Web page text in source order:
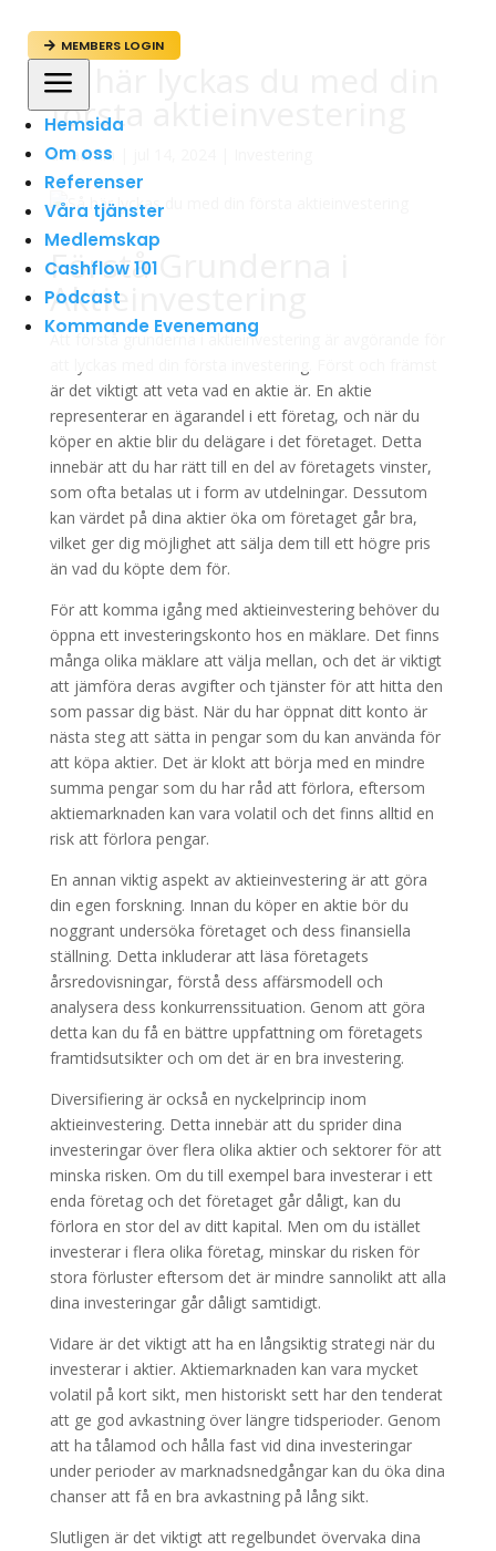
 MEMBERS LOGIN
a
Hemsida
Om oss
Referenser
Våra tjänster
Medlemskap
Cashflow 101
Podcast
Kommande Evenemang
Så här lyckas du med din
första aktieinvestering
avadmin
Förstå Grunderna i
Aktieinvestering
Att förstå grunderna i aktieinvestering är avgörande för
är det viktigt att veta vad en aktie är. En aktie
representerar en ägarandel i ett företag, och när du
köper en aktie blir du delägare i det företaget. Detta
innebär att du har rätt till en del av företagets vinster,
som ofta betalas ut i form av utdelningar. Dessutom
kan värdet på dina aktier öka om företaget går bra,
vilket ger dig möjlighet att sälja dem till ett högre pris
än vad du köpte dem för.
För att komma igång med aktieinvestering behöver du
öppna ett investeringskonto hos en mäklare. Det finns
många olika mäklare att välja mellan, och det är viktigt
att jämföra deras avgifter och tjänster för att hitta den
som passar dig bäst. När du har öppnat ditt konto är
nästa steg att sätta in pengar som du kan använda för
att köpa aktier. Det är klokt att börja med en mindre
summa pengar som du har råd att förlora, eftersom
aktiemarknaden kan vara volatil och det finns alltid en
risk att förlora pengar.
En annan viktig aspekt av aktieinvestering är att göra
din egen forskning. Innan du köper en aktie bör du
noggrant undersöka företaget och dess finansiella
ställning. Detta inkluderar att läsa företagets
årsredovisningar, förstå dess affärsmodell och
analysera dess konkurrenssituation. Genom att göra
detta kan du få en bättre uppfattning om företagets
framtidsutsikter och om det är en bra investering.
Diversifiering är också en nyckelprincip inom
aktieinvestering. Detta innebär att du sprider dina
investeringar över flera olika aktier och sektorer för att
minska risken. Om du till exempel bara investerar i ett
enda företag och det företaget går dåligt, kan du
förlora en stor del av ditt kapital. Men om du istället
investerar i flera olika företag, minskar du risken för
stora förluster eftersom det är mindre sannolikt att alla
dina investeringar går dåligt samtidigt.
Vidare är det viktigt att ha en långsiktig strategi när du
investerar i aktier. Aktiemarknaden kan vara mycket
volatil på kort sikt, men historiskt sett har den tenderat
att ge god avkastning över längre tidsperioder. Genom
att ha tålamod och hålla fast vid dina investeringar
under perioder av marknadsnedgångar kan du öka dina
chanser att få en bra avkastning på lång sikt.
Slutligen är det viktigt att regelbundet övervaka dina